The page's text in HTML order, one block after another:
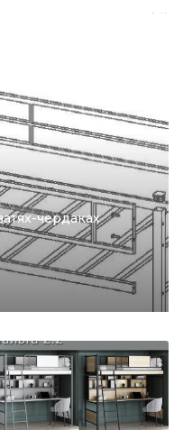
чердаках